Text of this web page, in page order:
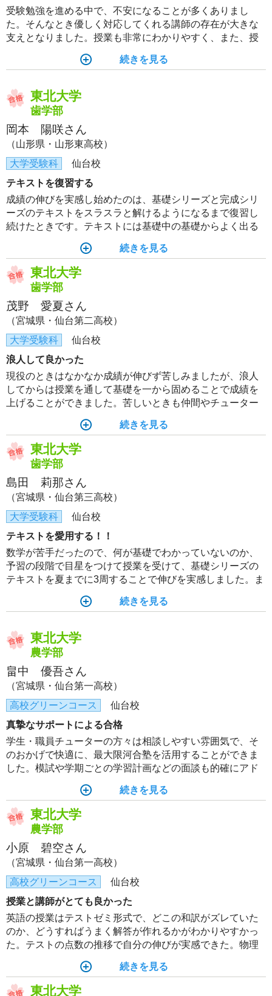
受験勉強を進める中で、不安になることが多くありまし
た。そんなとき優しく対応してくれる講師の存在が大きな
支えとなりました。授業も非常にわかりやすく、また、授
た。支えてくださる講師陣やチューターのおかげで合格を
続きを見る
東北大学
歯学部
岡本 陽咲さん
（山形県・山形東高校）
大学受験科
仙台校
テキストを復習する
成績の伸びを実感し始めたのは、基礎シリーズと完成シリ
ーズのテキストをスラスラと解けるようになるまで復習し
続けたときです。テキストには基礎中の基礎からよく出る
すれば入試問題は解けるようになると思います。
続きを見る
東北大学
歯学部
茂野 愛夏さん
（宮城県・仙台第二高校）
大学受験科
仙台校
浪人して良かった
現役のときはなかなか成績が伸びず苦しみましたが、浪人
してからは授業を通して基礎を一から固めることで成績を
上げることができました。苦しいときも仲間やチューター
続きを見る
東北大学
歯学部
島田 莉那さん
（宮城県・仙台第三高校）
大学受験科
仙台校
テキストを愛用する！！
数学が苦手だったので、何が基礎でわかっていないのか、
予習の段階で目星をつけて授業を受けて、基礎シリーズの
テキストを夏までに3周することで伸びを実感しました。ま
ことで、記述力や考え方を身につけることができました。
続きを見る
東北大学
農学部
畠中 優吾さん
（宮城県・仙台第一高校）
高校グリーンコース
仙台校
真摯なサポートによる合格
学生・職員チューターの方々は相談しやすい雰囲気で、そ
のおかげで快適に、最大限河合塾を活用することができま
した。模試や学期ごとの学習計画などの面談も的確にアド
みました。勉強を進めるためのサポートがあったからこそ
の合格だったと思います。
続きを見る
東北大学
農学部
小原 碧空さん
（宮城県・仙台第一高校）
高校グリーンコース
仙台校
授業と講師がとても良かった
英語の授業はテストゼミ形式で、どこの和訳がズレていた
のか、どうすればうまく解答が作れるかがわかりやすかっ
た。テストの点数の推移で自分の伸びが実感できた。物理
る。講師は、質問に対していつでも簡潔に分かりやすく教
えてくださる。河合塾の講師は全員とても優しいのでわか
続きを見る
東北大学